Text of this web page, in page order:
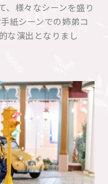
、様々なシーンを盛り
紙シーンでの姉弟コ
な演出となりまし